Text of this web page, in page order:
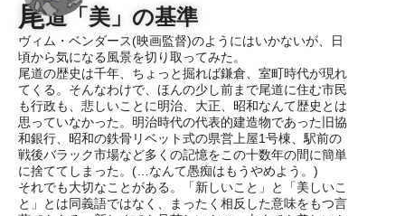
尾道「美」の基準
ヴィム・ベンダース(映画監督)のようにはいかないが、日
頃から気になる風景を切り取ってみた。
尾道の歴史は千年、ちょっと掘れば鎌倉、室町時代が現れ
てくる。そんなわけで、ほんの少し前まで尾道に住む市民
も行政も、悲しいことに明治、大正、昭和なんて歴史とは
思っていなかった。明治時代の代表的建造物であった旧協
和銀行、昭和の鉄骨リベット式の県営上屋1号棟、駅前の
戦後バラック市場など多くの記憶をこの十数年の間に簡単
に捨ててしまった。(…なんて愚痴はもうやめよう。)
それでも大切なことがある。「新しいこと」と「美しいこ
と」とは同義語ではなく、まったく相反した意味をもつ言